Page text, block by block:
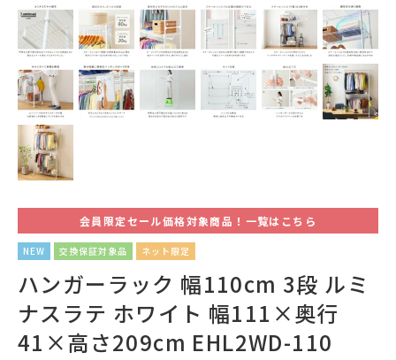
会員限定セール価格対象商品！一覧はこちら
NEW 交換保証対象品 ネット限定
ハンガーラック 幅110cm 3段 ルミ
ナスラテ ホワイト 幅111×奥行
41×高さ209cm EHL2WD-110